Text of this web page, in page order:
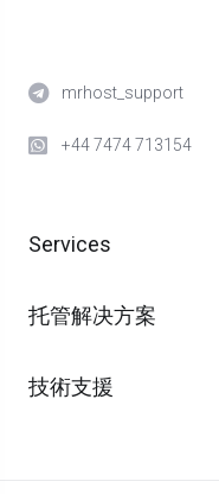
mrhost_support
+44 7474 713154
Services
托管解决方案
技術支援